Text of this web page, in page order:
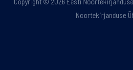
Noortekirjanduse